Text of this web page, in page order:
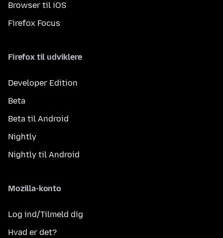
Browser til iOS
Firefox Focus
Firefox til udviklere
Developer Edition
Beta
Beta til Android
Nightly
Nightly til Android
Mozilla-konto
Log ind/Tilmeld dig
Hvad er det?